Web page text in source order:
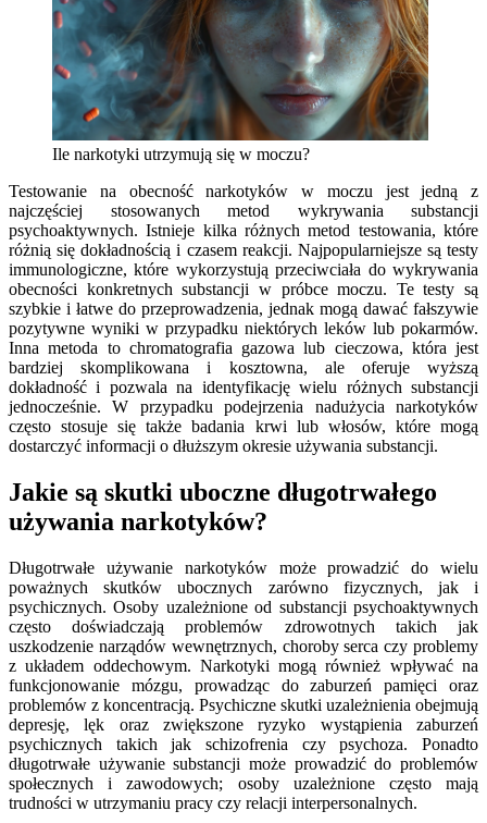
Ile narkotyki utrzymują się w moczu?
Testowanie na obecność narkotyków w moczu jest jedną z
najczęściej stosowanych metod wykrywania substancji
psychoaktywnych. Istnieje kilka różnych metod testowania, które
różnią się dokładnością i czasem reakcji. Najpopularniejsze są testy
immunologiczne, które wykorzystują przeciwciała do wykrywania
obecności konkretnych substancji w próbce moczu. Te testy są
szybkie i łatwe do przeprowadzenia, jednak mogą dawać fałszywie
pozytywne wyniki w przypadku niektórych leków lub pokarmów.
Inna metoda to chromatografia gazowa lub cieczowa, która jest
bardziej skomplikowana i kosztowna, ale oferuje wyższą
dokładność i pozwala na identyfikację wielu różnych substancji
jednocześnie. W przypadku podejrzenia nadużycia narkotyków
często stosuje się także badania krwi lub włosów, które mogą
dostarczyć informacji o dłuższym okresie używania substancji.
Jakie są skutki uboczne długotrwałego
używania narkotyków?
Długotrwałe używanie narkotyków może prowadzić do wielu
poważnych skutków ubocznych zarówno fizycznych, jak i
psychicznych. Osoby uzależnione od substancji psychoaktywnych
często doświadczają problemów zdrowotnych takich jak
uszkodzenie narządów wewnętrznych, choroby serca czy problemy
z układem oddechowym. Narkotyki mogą również wpływać na
funkcjonowanie mózgu, prowadząc do zaburzeń pamięci oraz
problemów z koncentracją. Psychiczne skutki uzależnienia obejmują
depresję, lęk oraz zwiększone ryzyko wystąpienia zaburzeń
psychicznych takich jak schizofrenia czy psychoza. Ponadto
długotrwałe używanie substancji może prowadzić do problemów
społecznych i zawodowych; osoby uzależnione często mają
trudności w utrzymaniu pracy czy relacji interpersonalnych.